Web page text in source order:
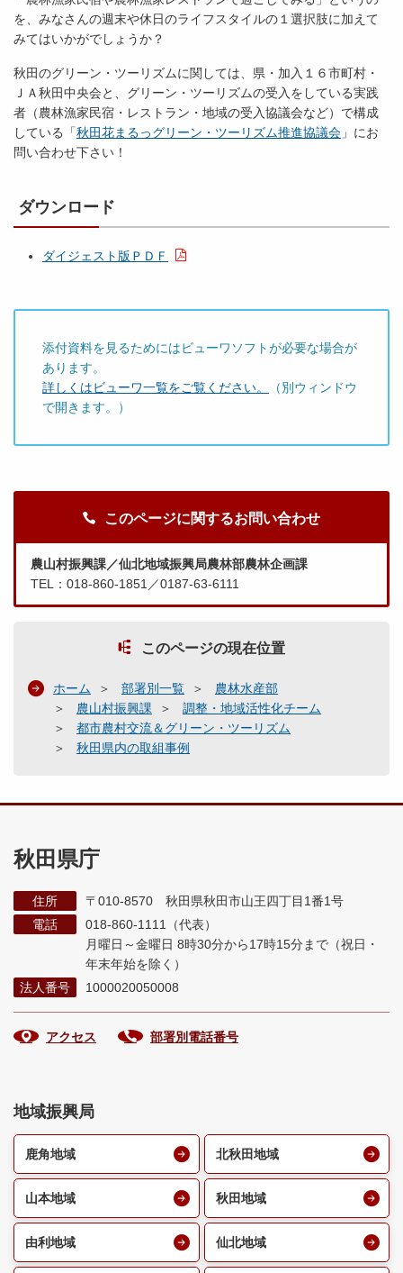
を、みなさんの週末や休日のライフスタイルの１選択肢に加えて
みてはいかがでしょうか？
秋田のグリーン・ツーリズムに関しては、県・加入１６市町村・
ＪＡ秋田中央会と、グリーン・ツーリズムの受入をしている実践
者（農林漁家民宿・レストラン・地域の受入協議会など）で構成
している「秋田花まるっグリーン・ツーリズム推進協議会 」にお
問い合わせ下さい！
ダウンロード
ダイジェスト版ＰＤＦ
添付資料を見るためにはビューワソフトが必要な場合が
あります。
詳しくはビューワ一覧をご覧ください。
（別ウィンドウ
で開きます。）
このページに関するお問い合わせ
農山村振興課／仙北地域振興局農林部農林企画課
TEL：018-860-1851／0187-63-6111
このページの現在位置
ホーム 部署別一覧
農林水産部
農山村振興課
調整・地域活性化チーム
都市農村交流＆グリーン・ツーリズム
秋田県内の取組事例
秋田県庁
住所
〒010-8570 秋田県秋田市山王四丁目1番1号
電話
018-860-1111（代表）
月曜日～金曜日 8時30分から17時15分まで （祝日・
年末年始を除く）
法人番号
1000020050008
アクセス 部署別電話番号
地域振興局
鹿角地域 北秋田地域
山本地域 秋田地域
由利地域 仙北地域